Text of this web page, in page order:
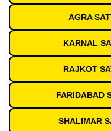
AGRA
KARNAL
RAJKOT
FARIDABAD
SHALIMAR